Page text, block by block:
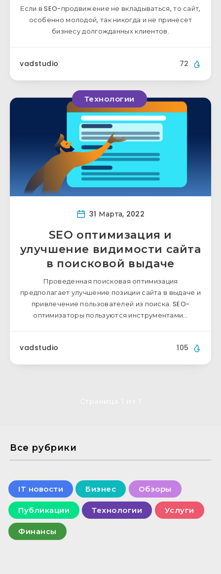
Если в SEO-продвижение не вкладываться, то сайт,
особенно молодой, так никогда и не принесет
бизнесу долгожданных клиентов.
vadstudio 72
Технологии
31 Марта, 2022
SEO оптимизация и
улучшение видимости сайта
в поисковой выдаче
Проведенная поисковая оптимизация
предполагает улучшение позиции сайта в выдаче и
привлечение пользователей из поиска. SEO-
оптимизаторы пользуются инструментами…
vadstudio 105
Страница 1 из 1
Все рубрики
IT новости Бизнес Обзоры
Публикации Технологии Услуги
Финансы